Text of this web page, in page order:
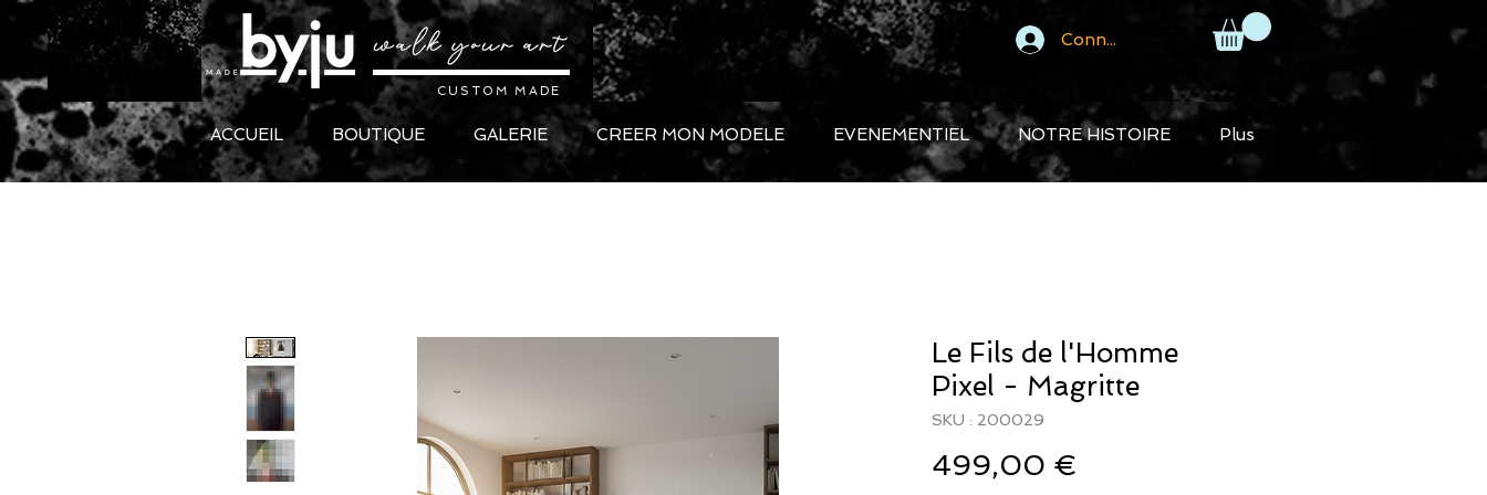
CUSTOM MADE
Connexion
ACCUEIL BOUTIQUE GALERIE CREER MON MODELE EVENEMENTIEL NOTRE HISTOIRE Plus
Le Fils de l'Homme
Pixel - Magritte
SKU : 200029
499,00 €